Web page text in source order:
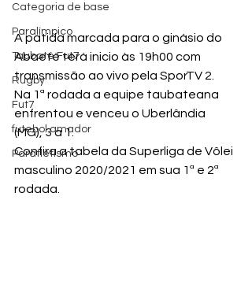
Categoria de base
Paralímpico
Taubaté Fut7
Rugby
Fut7
futebol amador
Paratletismo
A patida marcada para o ginásio do
Abaeté terá inicio às 19h00 com
transmissão ao vivo pela SporTV 2.
Na 1ª rodada a equipe taubateana
enfrentou e venceu o Uberlândia
(MG), 3 a 1.
Confira a tabela da Superliga de Vôlei
masculino 2020/2021 em sua 1ª e 2ª
rodada.